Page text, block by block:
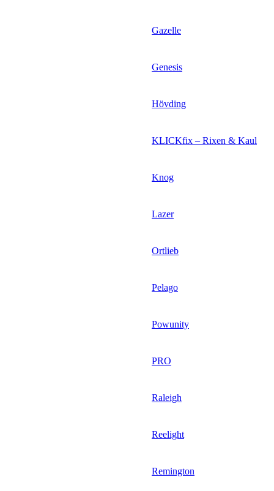
Gazelle
Genesis
Hövding
KLICKfix – Rixen & Kaul
Knog
Lazer
Ortlieb
Pelago
Powunity
PRO
Raleigh
Reelight
Remington